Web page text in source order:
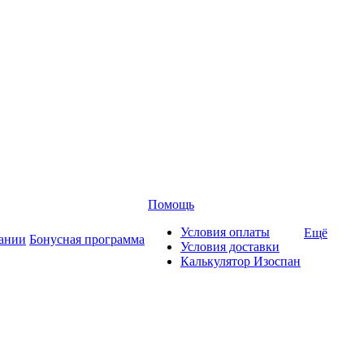
Бонусная программа
Помощь
Условия оплаты
Условия доставки
Калькулятор Изоспан
Ещё